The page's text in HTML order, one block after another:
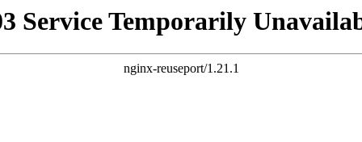
Service Temporarily
nginx-reuseport/1.21.1